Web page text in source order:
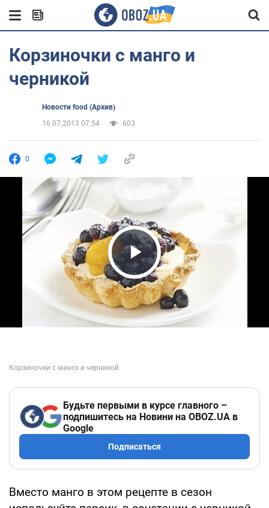
Корзиночки с манго и
черникой
Новости food (Архив)
16.07.2013 07:54
603
0
Play Video
Будьте первыми в курсе главного –
подпишитесь на Новини на OBOZ.UA в
Google
Подписаться
Вместо манго в этом рецепте в сезон